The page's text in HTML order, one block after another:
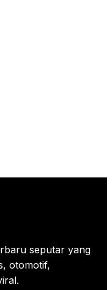
seputar yang
otomotif,